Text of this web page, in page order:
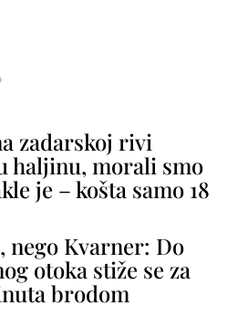
zadarskoj rivi
haljinu, morali smo
je – košta samo 18
nego Kvarner: Do
otoka stiže se za
brodom